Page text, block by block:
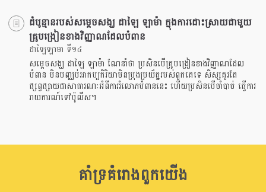
ដំបូន្មានរបស់សម្តេចសង្ឃ ដាឡៃ ឡាម៉ា ក្នុងការដោះស្រាយជាមួយ
គ្រូបង្រៀនខាងវិញ្ញាណដែលបំពាន
ដាឡៃឡាមា ទី១៤
សម្តេចសង្ឃ ដាឡៃ ឡាម៉ា ណែនាំថា ប្រសិនបើគ្រូបង្រៀនខាងវិញ្ញាណដែល
បំពាន មិនបញ្ឈប់អាកប្បកិរិយាមិនប្រុងប្រយ័ត្នរបស់ពួកគេទេ សិស្សគួរតែ
ផ្សព្វផ្សាយជាសាធារណៈអំពីការរំលោភបំពាននេះ ហើយប្រសិនបើចាំបាច់ ធ្វើការ
រាយការណ៍ទៅប៉ូលីស។
គាំទ្រគំរោងពួកយើង